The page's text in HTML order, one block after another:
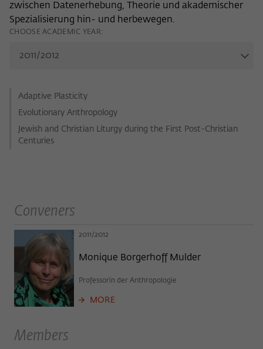
zwischen Datenerhebung, Theorie und akademischer
Spezialisierung hin- und herbewegen.
CHOOSE ACADEMIC YEAR:
Adaptive Plasticity
Evolutionary Anthropology
Jewish and Christian Liturgy during the First Post-Christian
Centuries
Conveners
2011/2012
Monique Borgerhoff Mulder
Professorin der Anthropologie
MORE
Members
Name _pk_ref
Provider Matomo
Lifetime
website or search engine the visitor was
redirected to wiko-berlin.de through a
link.
Lifetime
Purpose
This short-lived cookie is used to
current stay on wiko-berlin.de.